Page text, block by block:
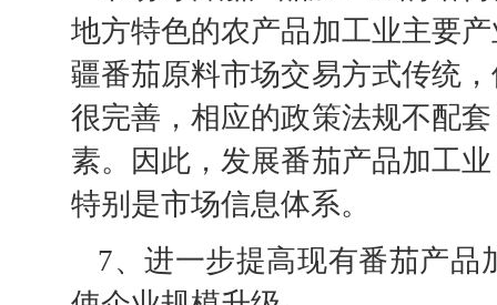
地方特色的农产品加工业主要
疆番茄原料市场交易方式传统
很完善，相应的政策法规不配
素。因此，发展番茄产品加工
特别是市场信息体系。
7、进一步提高现有番茄产